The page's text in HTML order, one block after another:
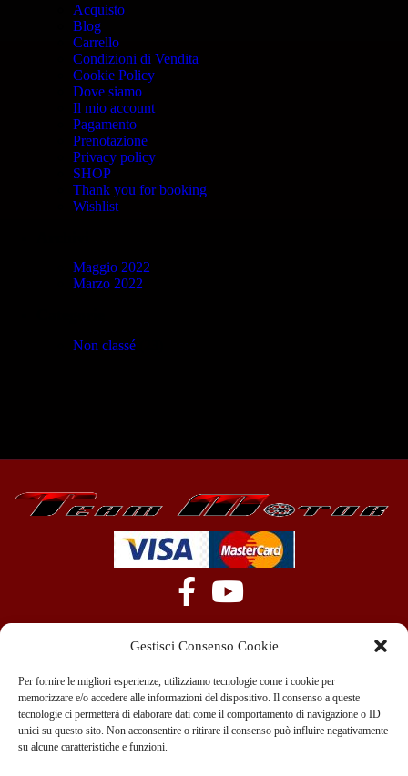
Gestisci Consenso Cookie
Per fornire le migliori esperienze, utilizziamo tecnologie come i cookie per
memorizzare e/o accedere alle informazioni del dispositivo. Il consenso a queste
tecnologie ci permetterà di elaborare dati come il comportamento di navigazione o ID
unici su questo sito. Non acconsentire o ritirare il consenso può influire negativamente
su alcune caratteristiche e funzioni.
Acquisto
Blog
Carrello
Condizioni di Vendita
Cookie Policy
Dove siamo
Il mio account
Pagamento
Prenotazione
Privacy policy
SHOP
Thank you for booking
Wishlist
Maggio 2022
Marzo 2022
Non classé
+39 351 970 89 33
info@teammotor.it